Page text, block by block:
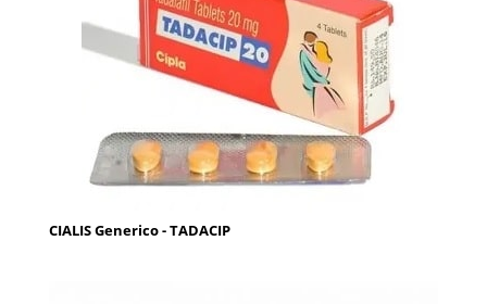
CIALIS Generico - TADACIP